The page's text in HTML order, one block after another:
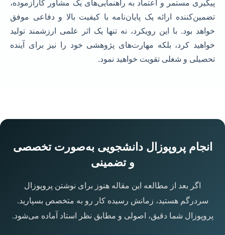
پیگیری مستمر و اعتماد به راهنمایی‌های یک مشاور کارآزموده،
تضمین‌کننده ارائه یک پایان‌نامه با کیفیت بالا و دفاعی موفق
خواهد بود. با این رویکرد، نه تنها یک اثر علمی ارزشمند تولید
خواهید کرد، بلکه مهارت‌های پژوهشی خود را نیز برای آینده
تحصیلی و شغلی تقویت خواهید نمود.
انجام پروپوزال دانشجویی به‌صورت تخصصی
و تضمینی
اگر بعد از مطالعه این مقاله هنوز برای نوشتن پروپوزال
سردرگم هستید، زمانش رسیده کار رو به متخصص بسپارید.
پروپوزال شما دقیق، اصولی و مطابق نظر استاد آماده می‌شود.